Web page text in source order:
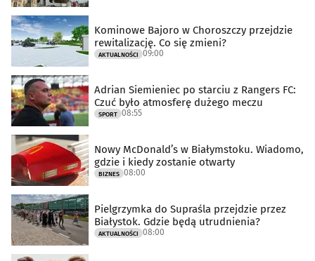
Kominowe Bajoro w Choroszczy przejdzie
rewitalizację. Co się zmieni?
AKTUALNOŚCI 09:00
Adrian Siemieniec po starciu z Rangers FC:
Czuć było atmosferę dużego meczu
SPORT 08:55
Nowy McDonald’s w Białymstoku. Wiadomo,
gdzie i kiedy zostanie otwarty
BIZNES 08:00
Pielgrzymka do Supraśla przejdzie przez
Białystok. Gdzie będą utrudnienia?
AKTUALNOŚCI 08:00